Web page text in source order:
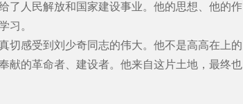
了人民解放和国家建设事业。他的思想、他的作
习。
切感受到刘少奇同志的伟大。他不是高高在上的
献的革命者、建设者。他来自这片土地，最终也